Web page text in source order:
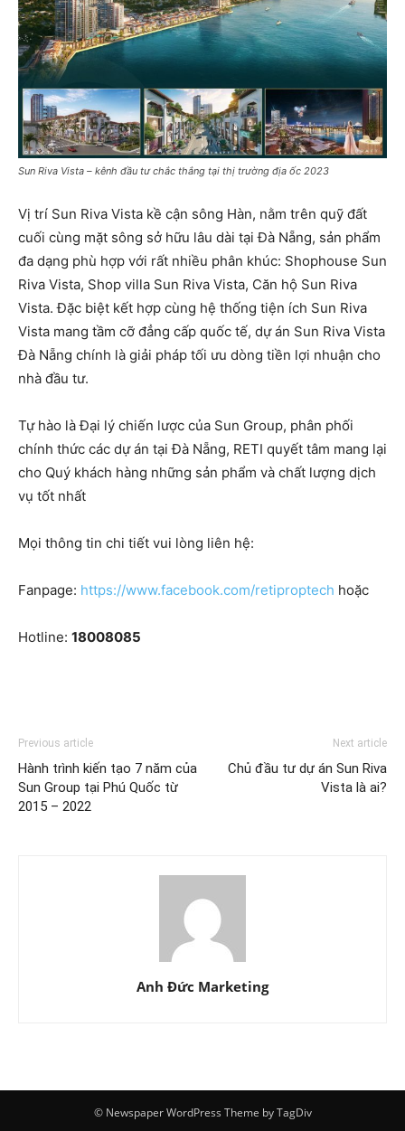
Sun Riva Vista – kênh đầu tư chắc thắng tại thị trường địa ốc 2023
Vị trí Sun Riva Vista kề cận sông Hàn, nằm trên quỹ đất
cuối cùng mặt sông sở hữu lâu dài tại Đà Nẵng, sản phẩm
đa dạng phù hợp với rất nhiều phân khúc: Shophouse Sun
Riva Vista, Shop villa Sun Riva Vista, Căn hộ Sun Riva
Vista. Đặc biệt kết hợp cùng hệ thống tiện ích Sun Riva
Vista mang tầm cỡ đẳng cấp quốc tế, dự án Sun Riva Vista
Đà Nẵng chính là giải pháp tối ưu dòng tiền lợi nhuận cho
nhà đầu tư.
Tự hào là Đại lý chiến lược của Sun Group, phân phối
chính thức các dự án tại Đà Nẵng, RETI quyết tâm mang lại
cho Quý khách hàng những sản phẩm và chất lượng dịch
vụ tốt nhất
Mọi thông tin chi tiết vui lòng liên hệ:
Fanpage: https://www.facebook.com/retiproptech hoặc
Hotline: 18008085
Previous article
Hành trình kiến tạo 7 năm của
Sun Group tại Phú Quốc từ
2015 – 2022
Next article
Chủ đầu tư dự án Sun Riva
Vista là ai?
Anh Đức Marketing
© Newspaper WordPress Theme by TagDiv